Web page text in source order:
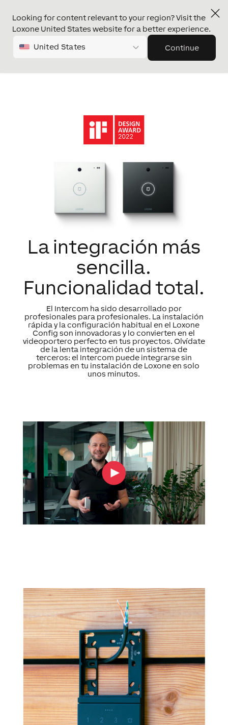
Looking for content relevant to your region? Visit the
Loxone United States website for a better experience.
United States Continue
La integración más
sencilla.
Funcionalidad total.
El Intercom ha sido desarrollado por
profesionales para profesionales. La instalación
rápida y la configuración habitual en el Loxone
Config son innovadoras y lo convierten en el
videoportero perfecto en tus proyectos. Olvídate
de la lenta integración de un sistema de
terceros: el Intercom puede integrarse sin
problemas en tu instalación de Loxone en solo
unos minutos.